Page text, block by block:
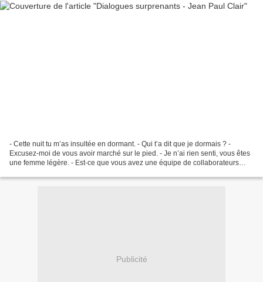
- Cette nuit tu m’as insultée en dormant. - Qui t’a dit que je dormais ? -
Excusez-moi de vous avoir marché sur le pied. - Je n’ai rien senti, vous êtes
une femme légère. - Est-ce que vous avez une équipe de collaborateurs
Publicité